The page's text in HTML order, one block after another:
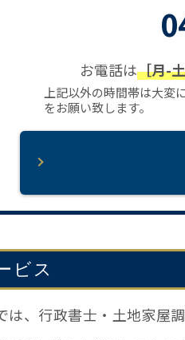
お電話は［月-
上記以外の時間帯は大変
をお願い致します。
ビス
は、行政書士・土地家屋